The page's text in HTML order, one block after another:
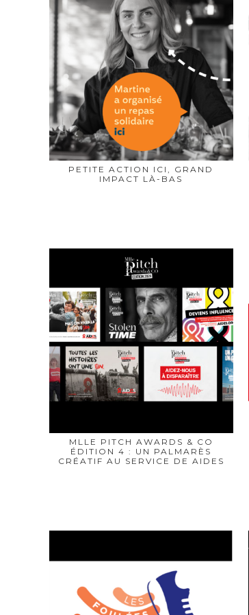
PETITE ACTION ICI, GRAND
IMPACT LÀ-BAS
MLLE PITCH AWARDS & CO
ÉDITION 4 : UN PALMARÈS
CRÉATIF AU SERVICE DE AIDES